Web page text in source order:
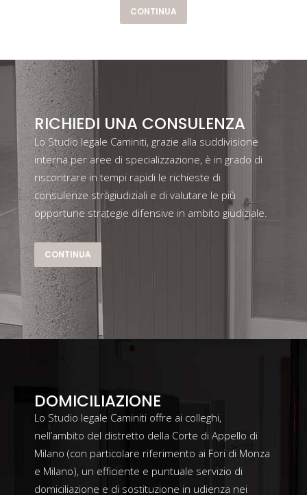
CONTINUA
RICHIEDI UNA CONSULENZA
Lo Studio legale Caminiti, grazie alla suddivisione
interna per aree di specializzazione, è in grado di
riscontrare in tempi rapidi le richieste di
consulenze stragiudiziali e di valutare le più
opportune strategie difensive in ambito giudiziale.
CONTINUA
DOMICILIAZIONE
Lo Studio legale Caminiti offre ai colleghi,
nell’ambito del distretto della Corte di Appello di
Milano (con particolare riferimento ai Fori di Monza
e Milano), un efficiente e puntuale servizio di
domiciliazione e di sostituzione in udienza nei